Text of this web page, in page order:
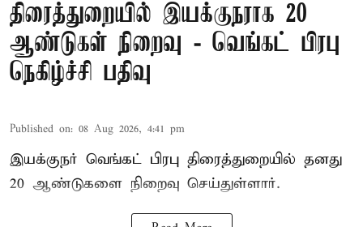
திரைத்துறையில் இயக்குநராக 20
ஆண்டுகள் நிறைவு - வெங்கட் பிரபு
நெகிழ்ச்சி பதிவு
Published on: 08 Aug 2026, 4:41 pm
இயக்குநர் வெங்கட் பிரபு திரைத்துறையில் தனது
20 ஆண்டுகளை நிறைவு செய்துள்ளார்.